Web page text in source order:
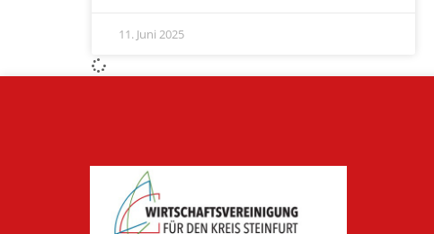
11. Juni 2025